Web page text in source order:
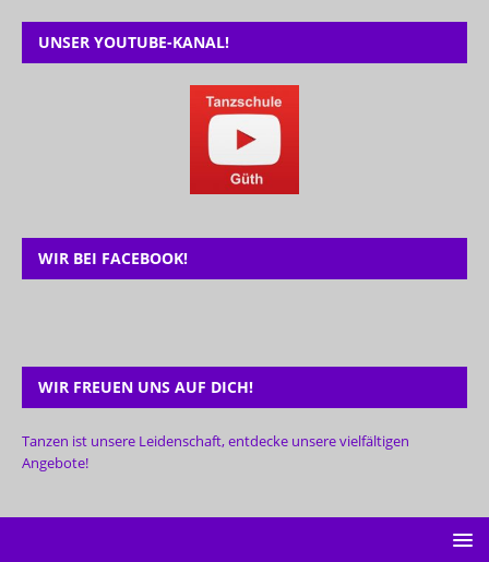
UNSER YOUTUBE-KANAL!
WIR BEI FACEBOOK!
WIR FREUEN UNS AUF DICH!
Tanzen ist unsere Leidenschaft, entdecke unsere vielfältigen
Angebote!